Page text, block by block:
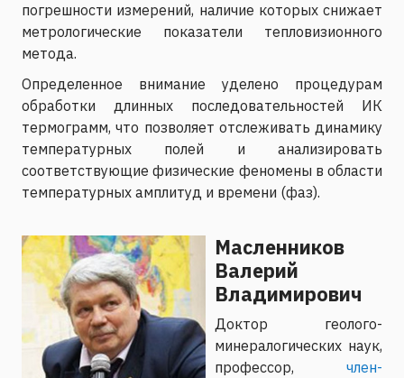
погрешности измерений, наличие которых снижает
метрологические показатели тепловизионного
метода.
Определенное внимание уделено процедурам
обработки длинных последовательностей ИК
термограмм, что позволяет отслеживать динамику
температурных полей и анализировать
соответствующие физические феномены в области
температурных амплитуд и времени (фаз).
Масленников
Валерий
Владимирович
Доктор геолого-
минералогических наук,
профессор, член-